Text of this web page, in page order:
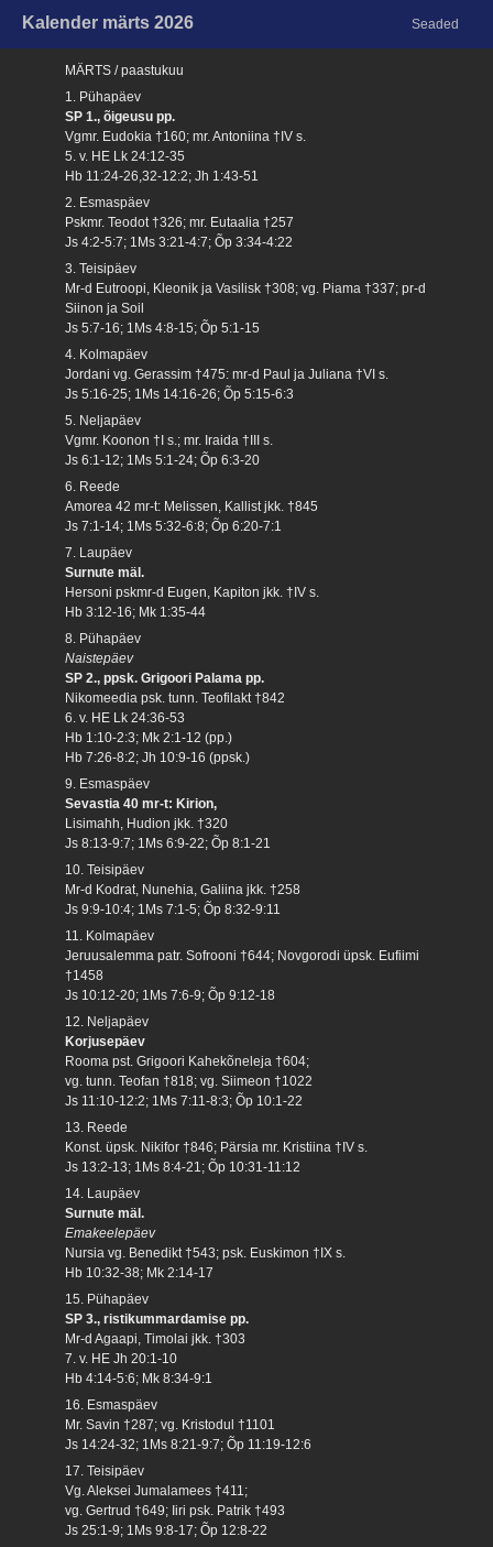
Kalender märts 2026 Seaded
MÄRTS / paastukuu
1. Pühapäev
SP 1., õigeusu pp.
Vgmr. Eudokia †160; mr. Antoniina †IV s.
5. v. HE Lk 24:12-35
Hb 11:24-26,32-12:2; Jh 1:43-51
2. Esmaspäev
Pskmr. Teodot †326; mr. Eutaalia †257
Js 4:2-5:7; 1Ms 3:21-4:7; Õp 3:34-4:22
3. Teisipäev
Mr-d Eutroopi, Kleonik ja Vasilisk †308; vg. Piama †337; pr-d
Siinon ja Soil
Js 5:7-16; 1Ms 4:8-15; Õp 5:1-15
4. Kolmapäev
Jordani vg. Gerassim †475: mr-d Paul ja Juliana †VI s.
Js 5:16-25; 1Ms 14:16-26; Õp 5:15-6:3
5. Neljapäev
Vgmr. Koonon †I s.; mr. Iraida †III s.
Js 6:1-12; 1Ms 5:1-24; Õp 6:3-20
6. Reede
Amorea 42 mr-t: Melissen, Kallist jkk. †845
Js 7:1-14; 1Ms 5:32-6:8; Õp 6:20-7:1
7. Laupäev
Surnute mäl.
Hersoni pskmr-d Eugen, Kapiton jkk. †IV s.
Hb 3:12-16; Mk 1:35-44
8. Pühapäev
Naistepäev
SP 2., ppsk. Grigoori Palama pp.
Nikomeedia psk. tunn. Teofilakt †842
6. v. HE Lk 24:36-53
Hb 1:10-2:3; Mk 2:1-12 (pp.)
Hb 7:26-8:2; Jh 10:9-16 (ppsk.)
9. Esmaspäev
Sevastia 40 mr-t: Kirion,
Lisimahh, Hudion jkk. †320
Js 8:13-9:7; 1Ms 6:9-22; Õp 8:1-21
10. Teisipäev
Mr-d Kodrat, Nunehia, Galiina jkk. †258
Js 9:9-10:4; 1Ms 7:1-5; Õp 8:32-9:11
11. Kolmapäev
Jeruusalemma patr. Sofrooni †644; Novgorodi üpsk. Eufiimi
†1458
Js 10:12-20; 1Ms 7:6-9; Õp 9:12-18
12. Neljapäev
Korjusepäev
Rooma pst. Grigoori Kahekõneleja †604;
vg. tunn. Teofan †818; vg. Siimeon †1022
Js 11:10-12:2; 1Ms 7:11-8:3; Õp 10:1-22
13. Reede
Konst. üpsk. Nikifor †846; Pärsia mr. Kristiina †IV s.
Js 13:2-13; 1Ms 8:4-21; Õp 10:31-11:12
14. Laupäev
Surnute mäl.
Emakeelepäev
Nursia vg. Benedikt †543; psk. Euskimon †IX s.
Hb 10:32-38; Mk 2:14-17
15. Pühapäev
SP 3., ristikummardamise pp.
Mr-d Agaapi, Timolai jkk. †303
7. v. HE Jh 20:1-10
Hb 4:14-5:6; Mk 8:34-9:1
16. Esmaspäev
Mr. Savin †287; vg. Kristodul †1101
Js 14:24-32; 1Ms 8:21-9:7; Õp 11:19-12:6
17. Teisipäev
Vg. Aleksei Jumalamees †411;
vg. Gertrud †649; Iiri psk. Patrik †493
Js 25:1-9; 1Ms 9:8-17; Õp 12:8-22